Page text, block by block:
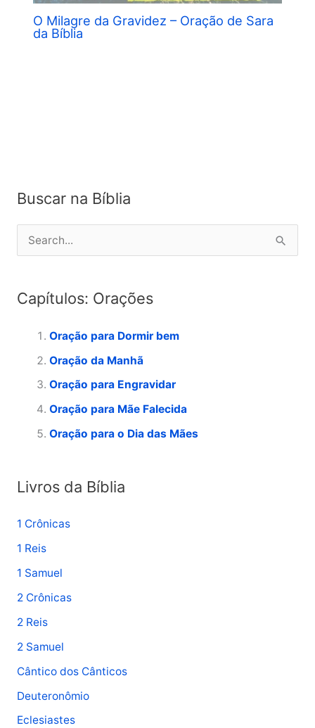
O Milagre da Gravidez – Oração de Sara
da Bíblia
Buscar na Bíblia
e
q
:
Capítulos: Orações
Oração para Dormir bem
Oração da Manhã
Oração para Engravidar
Oração para Mãe Falecida
Oração para o Dia das Mães
Livros da Bíblia
1 Crônicas
1 Reis
1 Samuel
2 Crônicas
2 Reis
2 Samuel
Cântico dos Cânticos
Deuteronômio
Eclesiastes